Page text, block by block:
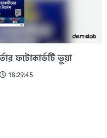
ফটোকার্ডটি ভুয়া
18:29:45